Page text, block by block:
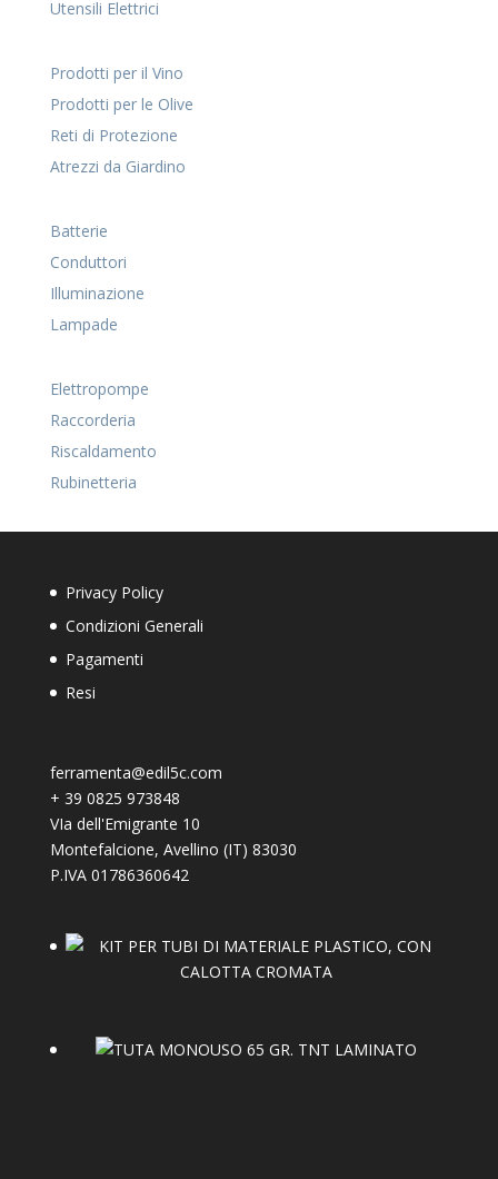
Utensili Elettrici
Prodotti per il Vino
Prodotti per le Olive
Reti di Protezione
Atrezzi da Giardino
Batterie
Conduttori
Illuminazione
Lampade
Elettropompe
Raccorderia
Riscaldamento
Rubinetteria
Privacy Policy
Condizioni Generali
Pagamenti
Resi
ferramenta@edil5c.com
+ 39 0825 973848
VIa dell'Emigrante 10
Montefalcione, Avellino (IT) 83030
P.IVA 01786360642